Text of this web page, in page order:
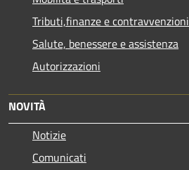
Tributi,finanze e contravvenzioni
Salute, benessere e assistenza
Autorizzazioni
NOVITÀ
Notizie
Comunicati